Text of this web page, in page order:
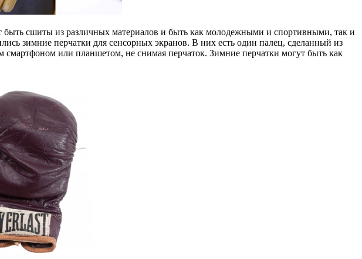
сшиты из различных материалов и быть как молодежными и спортивными, так и
зимние перчатки для сенсорных экранов. В них есть один палец, сделанный из
смартфоном или планшетом, не снимая перчаток. Зимние перчатки могут быть как